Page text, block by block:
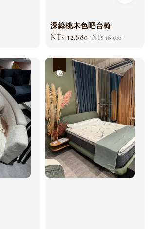
深綠桃木色吧台椅
Sale
NT$ 12,880 Regular
NT$ 18,500